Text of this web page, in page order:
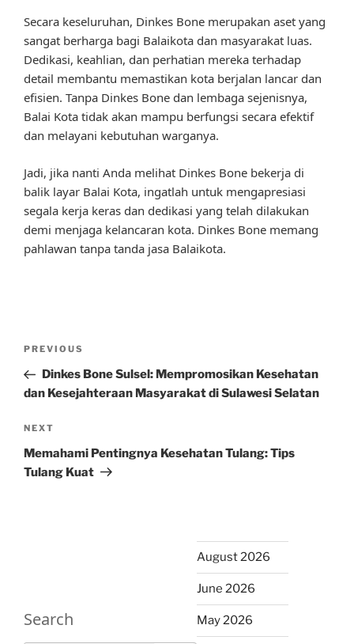
Secara keseluruhan, Dinkes Bone merupakan aset yang
sangat berharga bagi Balaikota dan masyarakat luas.
Dedikasi, keahlian, dan perhatian mereka terhadap
detail membantu memastikan kota berjalan lancar dan
efisien. Tanpa Dinkes Bone dan lembaga sejenisnya,
Balai Kota tidak akan mampu berfungsi secara efektif
dan melayani kebutuhan warganya.
Jadi, jika nanti Anda melihat Dinkes Bone bekerja di
balik layar Balai Kota, ingatlah untuk mengapresiasi
segala kerja keras dan dedikasi yang telah dilakukan
demi menjaga kelancaran kota. Dinkes Bone memang
pahlawan tanpa tanda jasa Balaikota.
Previous
Post
PREVIOUS
Dinkes Bone Sulsel: Mempromosikan Kesehatan
dan Kesejahteraan Masyarakat di Sulawesi Selatan
Next
Post
NEXT
Memahami Pentingnya Kesehatan Tulang: Tips
Tulang Kuat
Search
August 2026
June 2026
May 2026